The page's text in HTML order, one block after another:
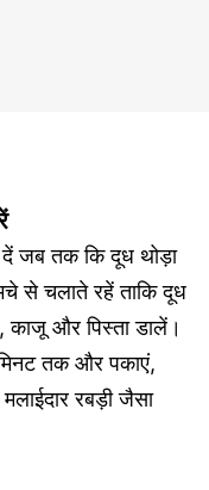
जब तक कि दूध थोड़ा
से चलाते रहें ताकि दूध
और पिस्ता डालें।
तक और पकाएं,
रबड़ी जैसा